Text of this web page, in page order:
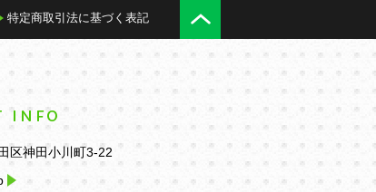
特定商取引法に基づく表記
INFO
区神田小川町3-22